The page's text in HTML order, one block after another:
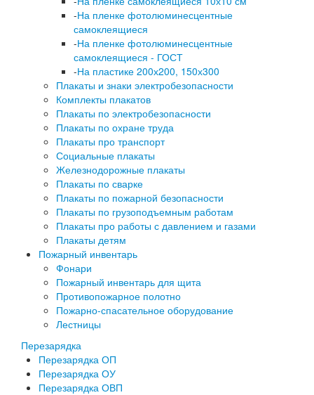
-На пленке фотолюминесцентные
самоклеящиеся
-На пленке фотолюминесцентные
самоклеящиеся - ГОСТ
-На пластике 200х200, 150х300
Плакаты и знаки электробезопасности
Комплекты плакатов
Плакаты по электробезопасности
Плакаты по охране труда
Плакаты про транспорт
Социальные плакаты
Железнодорожные плакаты
Плакаты по сварке
Плакаты по пожарной безопасности
Плакаты по грузоподъемным работам
Плакаты про работы с давлением и газами
Плакаты детям
Пожарный инвентарь
Фонари
Пожарный инвентарь для щита
Противопожарное полотно
Пожарно-спасательное оборудование
Лестницы
Перезарядка
Перезарядка ОП
Перезарядка ОУ
Перезарядка ОВП